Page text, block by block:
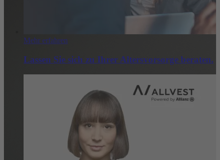
Mehr erfahren
Lassen Sie sich zu Ihrer Altersvorsorge beraten.